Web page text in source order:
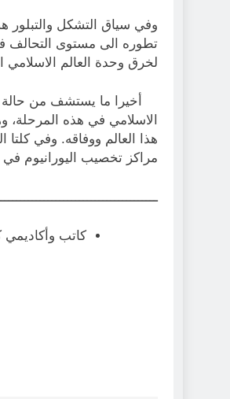
وفي سياق التشكل والتبلور
تطوره الى مستوى التحالف
لخرق وحدة العالم الاسلامي
أخيرا ما يستشف من حالة
الاسلامي في هذه
هذا العالم ووفاقه. وفي
مراكز تخصيب اليورانيوم
كاتب